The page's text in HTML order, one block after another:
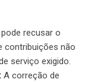
pode recusar o
contribuições não
serviço exigido.
A correção de